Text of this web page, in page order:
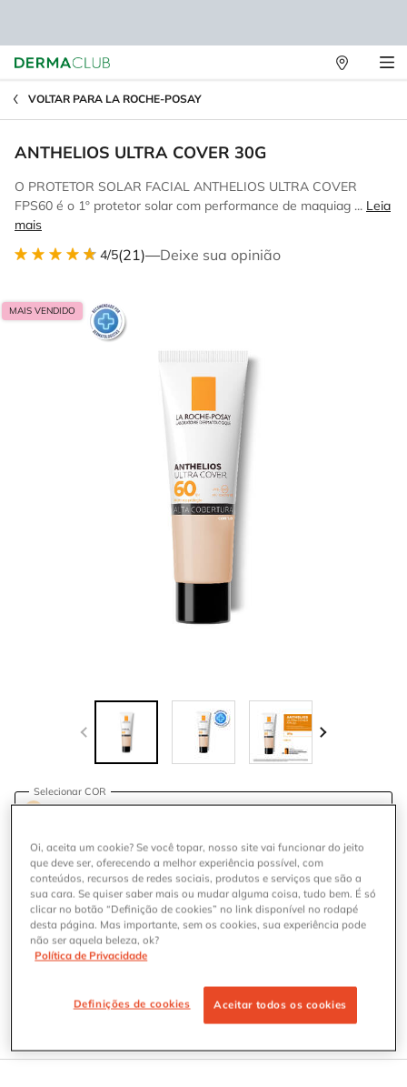
Lojas
VOLTAR PARA LA ROCHE-POSAY
ANTHELIOS ULTRA COVER 30G
O PROTETOR SOLAR FACIAL ANTHELIOS ULTRA COVER
FPS60 é o 1º protetor solar com performance de maquiag ... Leia
mais
4/5(21)—Deixe sua opinião
MAIS VENDIDO
Select a cor for ANTHELIOS ULTRA COVER 30G
Cor 1.0
Selecionar COR
Selected
Cor 1.0, 1 of 6
Selected
Cor 2.0, 2 of 6
Selected
Cor 3.0, 3 of 6
Selected
Cor 4.0, 4 of 6
Selected
Cor 5.0, 5 of 6
Selected
Cor 6.0, 6 of 6
Onde Comprar ANTHELIOS ULTRA COVER 30G
ONDE COMPRAR
Responda ao teste para descobrir o protetor solar
Oi, aceita um cookie? Se você topar, nosso site vai funcionar do jeito
que deve ser, oferecendo a melhor experiência possível, com
conteúdos, recursos de redes sociais, produtos e serviços que são a
sua cara. Se quiser saber mais ou mudar alguma coisa, tudo bem. É só
clicar no botão “Definição de cookies” no link disponível no rodapé
desta página. Mas importante, sem os cookies, sua experiência pode
não ser aquela beleza, ok?
Política de Privacidade
Definições de cookies Aceitar todos os cookies